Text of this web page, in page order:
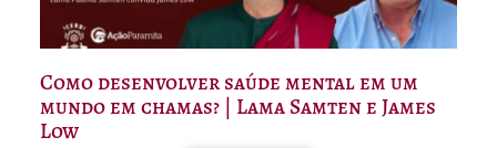
Como desenvolver saúde mental em um
mundo em chamas? | Lama Samten e James
Low